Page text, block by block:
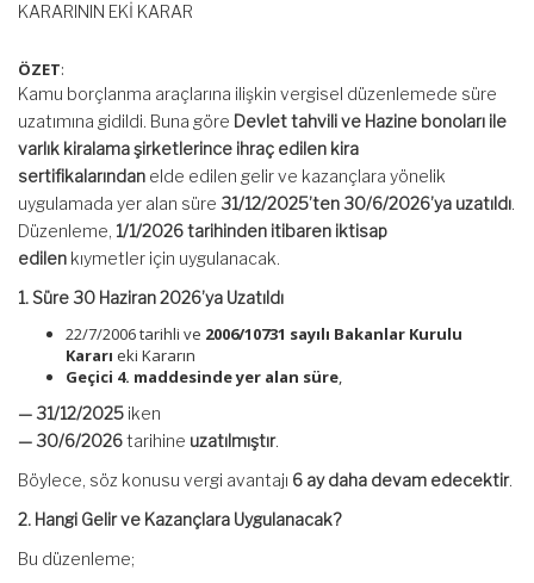
KARARININ EKİ KARAR
ÖZET:
Kamu borçlanma araçlarına ilişkin vergisel düzenlemede süre
uzatımına gidildi. Buna göre Devlet tahvili ve Hazine bonoları ile
varlık kiralama şirketlerince ihraç edilen kira
sertifikalarından elde edilen gelir ve kazançlara yönelik
uygulamada yer alan süre 31/12/2025’ten 30/6/2026’ya uzatıldı.
Düzenleme, 1/1/2026 tarihinden itibaren iktisap
edilen kıymetler için uygulanacak.
1. Süre 30 Haziran 2026’ya Uzatıldı
22/7/2006 tarihli ve 2006/10731 sayılı Bakanlar Kurulu
Kararı eki Kararın
Geçici 4. maddesinde yer alan süre,
— 31/12/2025 iken
— 30/6/2026tarihine uzatılmıştır.
Böylece, söz konusu vergi avantajı 6 ay daha devam edecektir.
2. Hangi Gelir ve Kazançlara Uygulanacak?
Bu düzenleme;